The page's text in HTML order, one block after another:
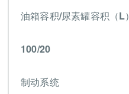
油箱容积/尿素罐容积（L）
100/20
制动系统